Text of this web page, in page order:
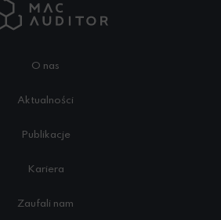
O nas
Aktualności
Publikacje
Kariera
Zaufali nam